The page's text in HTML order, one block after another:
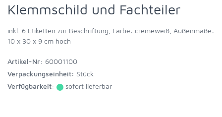
Klemmschild und Fachteiler
inkl. 6 Etiketten zur Beschriftung, Farbe: cremeweiß, Außenmaße:
10 x 30 x 9 cm hoch
Artikel-Nr: 60001100
Verpackungseinheit: Stück
Verfügbarkeit:
sofort lieferbar